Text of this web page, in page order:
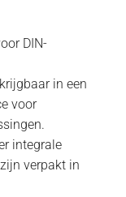
DIN-
in een
voor
integrale
verpakt in